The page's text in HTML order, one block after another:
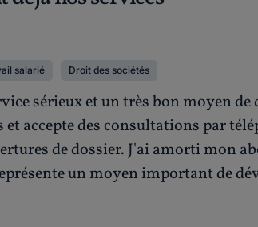
salarié Droit des sociétés
sérieux et un très bon moyen de
et accepte des consultations par
de dossier. J'ai amorti mon
un moyen important de